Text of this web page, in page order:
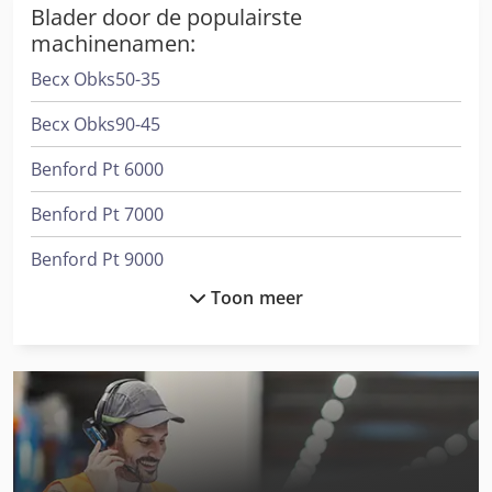
Blader door de populairste
machinenamen:
Becx Obks50-35
Becx Obks90-45
Benford Pt 6000
Benford Pt 7000
Benford Pt 9000
Dra
Gesan Dvs 200
International 3688
Toon meer